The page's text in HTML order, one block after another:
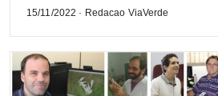
15/11/2022 · Redacao ViaVerde